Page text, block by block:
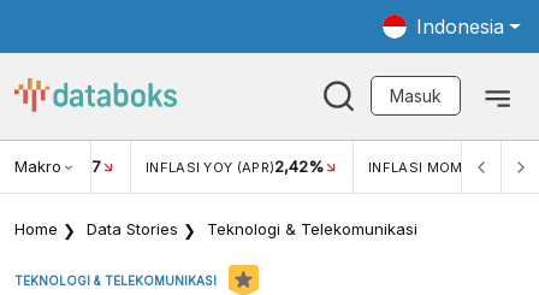
Indonesia
Masuk
Makro
USD/IDR 17 INFLASI YOY (APR)2,42% INFLASI MOM (MAR)
Home Data Stories Teknologi & Telekomunikasi
TEKNOLOGI & TELEKOMUNIKASI